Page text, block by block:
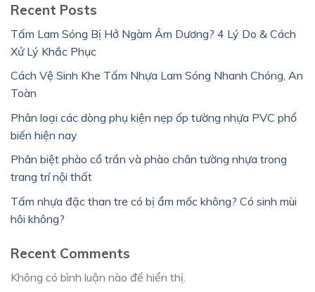
Recent Posts
Tấm Lam Sóng Bị Hở Ngàm Âm Dương? 4 Lý Do & Cách
Xử Lý Khắc Phục
Cách Vệ Sinh Khe Tấm Nhựa Lam Sóng Nhanh Chóng, An
Toàn
Phân loại các dòng phụ kiện nẹp ốp tường nhựa PVC phổ
biến hiện nay
Phân biệt phào cổ trần và phào chân tường nhựa trong
trang trí nội thất
Tấm nhựa đặc than tre có bị ẩm mốc không? Có sinh mùi
hôi không?
Recent Comments
Không có bình luận nào để hiển thị.